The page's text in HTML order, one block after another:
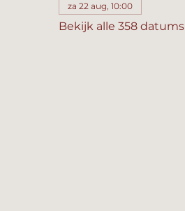
za 22 aug, 10:00
Bekijk alle 358 datums